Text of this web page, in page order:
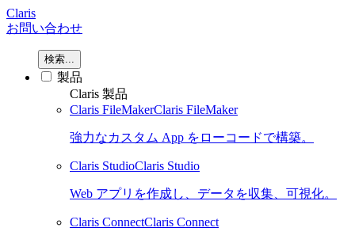
Claris
お問い合わせ
検索...
製品
Claris 製品
Claris FileMakerClaris FileMaker
強力なカスタム App をローコードで構築。
Claris StudioClaris Studio
Web アプリを作成し、データを収集、可視化。
Claris ConnectClaris Connect